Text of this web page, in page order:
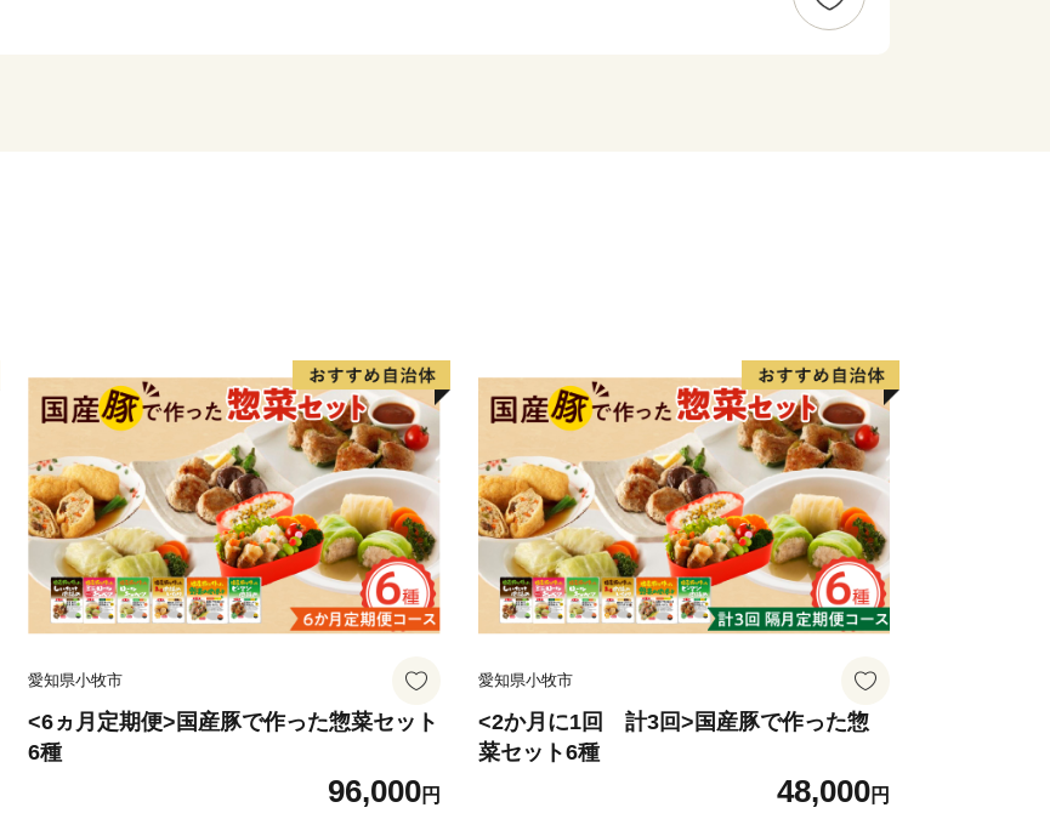
※本市では、いかなる理由があっても、お申込後の寄附の取り下げ
（キャンセル）及び寄附金の返金は致しかねますので御注意くださ
い。
愛知県小牧市
<6ヵ月定期便>国産豚で作った惣菜セット
6種
96,000円
愛知県小牧市
<2か月に1回 計3回>国産豚で作った惣
菜セット6種
48,000円